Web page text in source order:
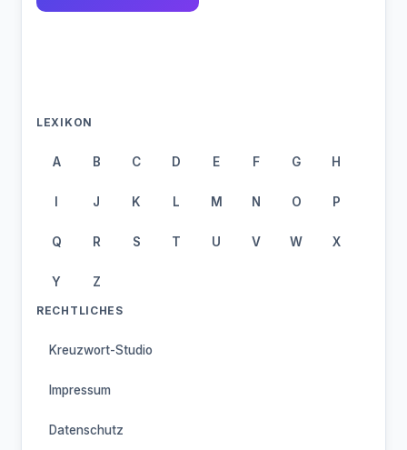
LEXIKON
A B C D E F G H
I J K L M N O P
Q R S T U V W X
Y Z
RECHTLICHES
Kreuzwort-Studio
Impressum
Datenschutz